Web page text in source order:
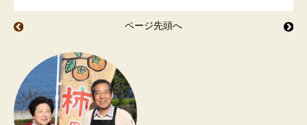
ページ先頭へ